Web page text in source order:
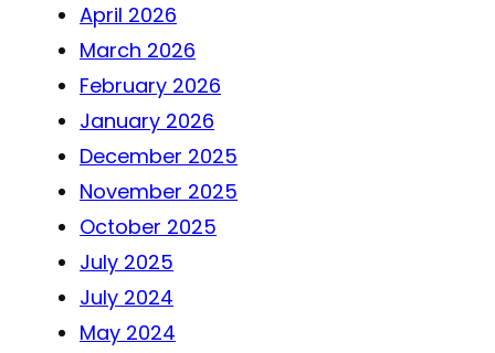
April 2026
March 2026
February 2026
January 2026
December 2025
November 2025
October 2025
July 2025
July 2024
May 2024